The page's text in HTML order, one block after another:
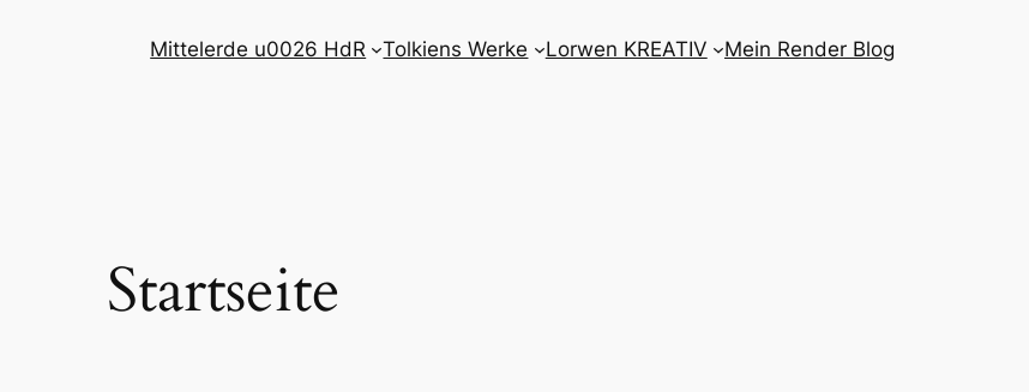
Mittelerde u0026 HdR Tolkiens Werke Lorwen KREATIV Mein Render Blog
Startseite